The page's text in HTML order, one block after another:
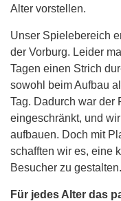
Alter vorstellen.
Unser Spielebereich
der Vorburg. Leider
Tagen einen Strich
sowohl beim Aufbau
Tag. Dadurch war der
eingeschränkt, und
aufbauen. Doch mit
schafften wir es, eine
Besucher zu gestalten.
Für jedes Alter das